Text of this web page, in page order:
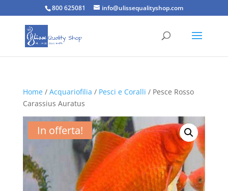
800 625081 info@ulissequalityshop.com
Home/ Acquariofilia / Pesci e Coralli / Pesce Rosso
Carassius Auratus
In offerta!